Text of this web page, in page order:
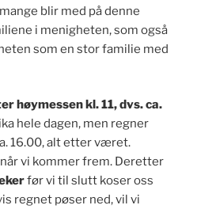
blir med på denne
i menigheten, som også
som en stor familie med
høymessen kl. 11, dvs. ca.
hele dagen, men regner
16.00, alt etter været.
vi kommer frem. Deretter
før vi til slutt koser oss
regnet pøser ned, vil vi